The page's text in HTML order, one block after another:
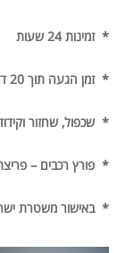
* זמינות 24 שעות
* זמן הגעה תוך 20 דקות
* שכפול, שחזור
* פורץ רכבים –
* באישור משטרת